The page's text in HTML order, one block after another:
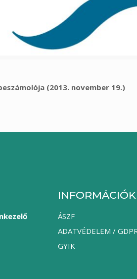
(2013. november 19.)
INFORMÁCIÓK
ÁSZF
ADATVÉDELEM /
GYIK